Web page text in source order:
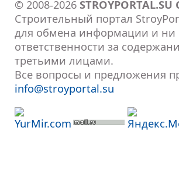
© 2008-2026
Строительный портал
для обмена информации и ни
ответственности за
третьими лицами.
Все вопросы и предложения
info@stroyportal.su